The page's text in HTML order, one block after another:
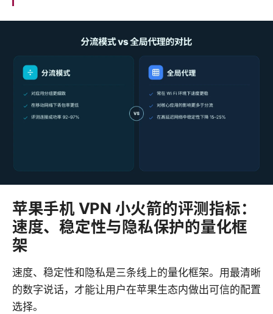
苹果手机 VPN 小火箭的评测指标：
速度、稳定性与隐私保护的量化框
架
速度、稳定性和隐私是三条线上的量化框架。用最清晰
的数字说话，才能让用户在苹果生态内做出可信的配置
选择。